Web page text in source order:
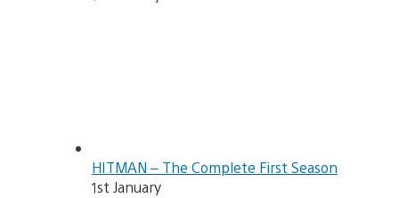
HITMAN – The Complete First Season
1st January